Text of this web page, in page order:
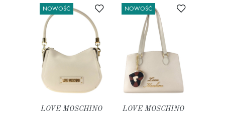
NOWOŚĆ Dodaj do ulubionych
LOVE MOSCHINO
NOWOŚĆ Dodaj do
LOVE MOSCHINO